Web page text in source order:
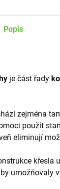
Popis
je část řady
zejména
použít
eliminují
křesla
umožňovaly